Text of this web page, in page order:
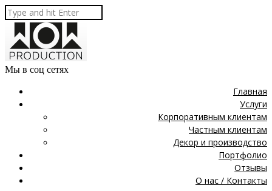
Мы в соц сетях
Главная
Услуги
Корпоративным клиентам
Частным клиентам
Декор и производство
Портфолио
Отзывы
О нас / Контакты